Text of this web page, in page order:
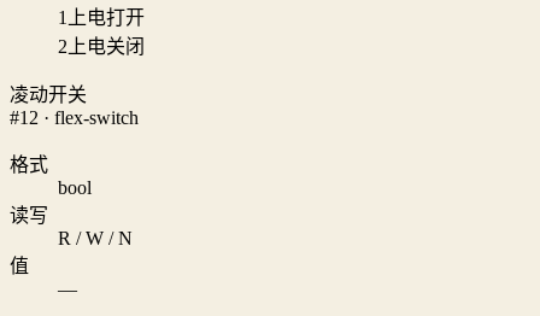
1
上电打开
2 上电关闭
凌动开关
#12 · flex-switch
格式
bool
读写
R / W / N
值
—